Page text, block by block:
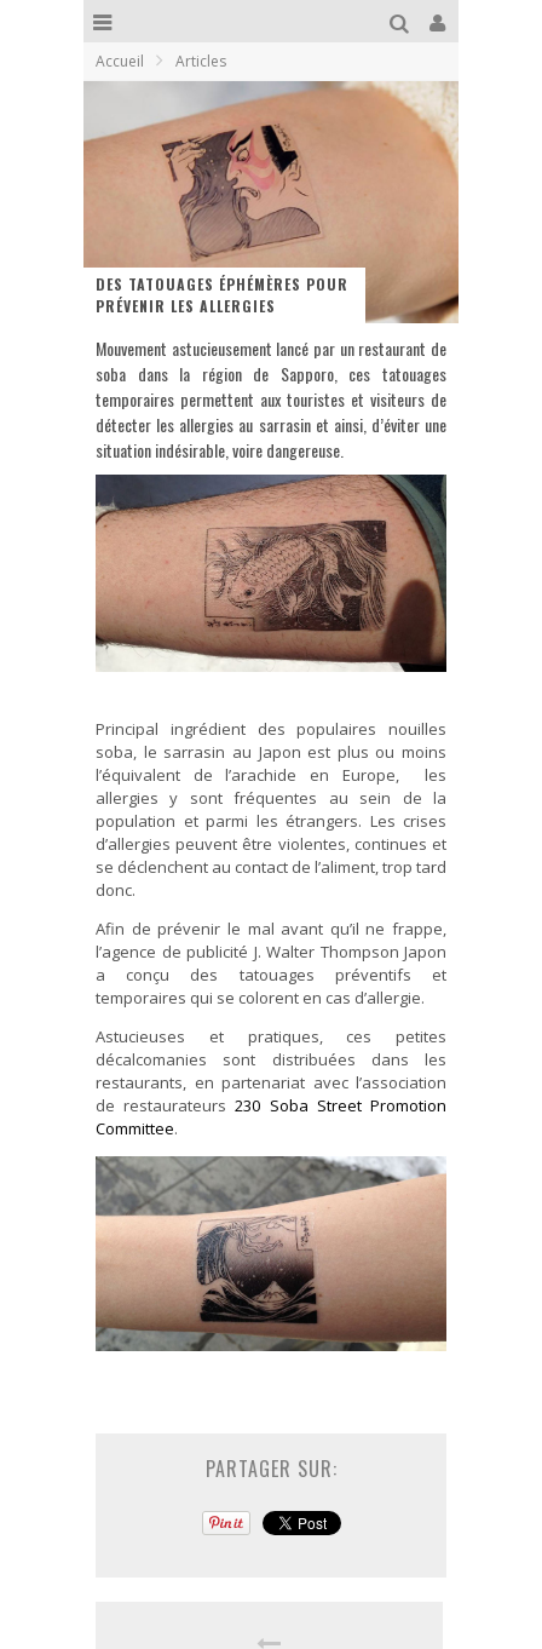
Accueil Articles
DES TATOUAGES ÉPHÉMÈRES POUR
PRÉVENIR LES ALLERGIES
Mouvement astucieusement lancé par un restaurant de
soba dans la région de Sapporo, ces tatouages
temporaires permettent aux touristes et visiteurs de
détecter les allergies au sarrasin et ainsi, d’éviter une
situation indésirable, voire dangereuse.
Principal ingrédient des populaires nouilles
soba, le sarrasin au Japon est plus ou moins
l’équivalent de l’arachide en Europe, les
allergies y sont fréquentes au sein de la
population et parmi les étrangers. Les crises
d’allergies peuvent être violentes, continues et
se déclenchent au contact de l’aliment, trop tard
donc.
Afin de prévenir le mal avant qu’il ne frappe,
l’agence de publicité J. Walter Thompson Japon
a conçu des tatouages préventifs et
temporaires qui se colorent en cas d’allergie.
Astucieuses et pratiques, ces petites
décalcomanies sont distribuées dans les
restaurants, en partenariat avec l’association
de restaurateurs230 Soba Street Promotion
Committee.
PARTAGER SUR: